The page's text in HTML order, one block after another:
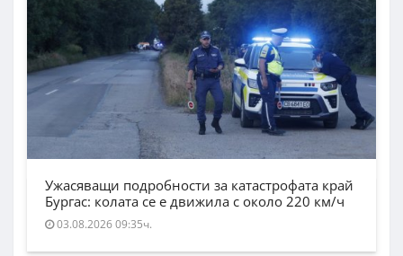
Ужасяващи подробности за катастрофата край
Бургас: колата се е движила с около 220 км/ч
03.08.2026 09:35ч.